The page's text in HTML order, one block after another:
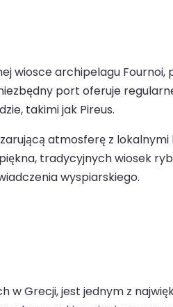
wiosce archipelagu
port oferuje
takimi jak Pireus.
atmosferę z
tradycyjnych wiosek
wyspiarskiego.
w Grecji, jest jednym z